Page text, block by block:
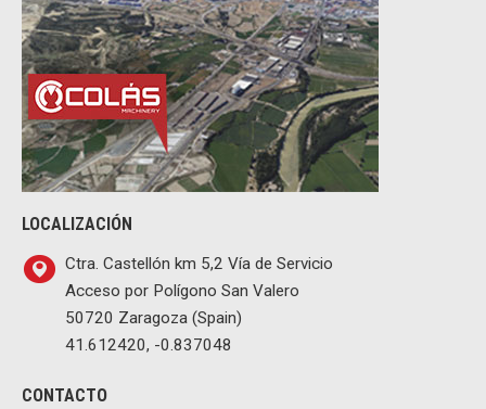
LOCALIZACIÓN
Ctra. Castellón km 5,2 Vía de Servicio
Acceso por Polígono San Valero
50720 Zaragoza (Spain)
41.612420, -0.837048
CONTACTO